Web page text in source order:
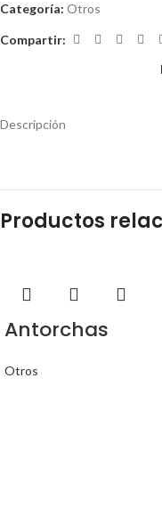
Categoría: Otros
Compartir:
Descripción
Productos
Antorchas
Otros